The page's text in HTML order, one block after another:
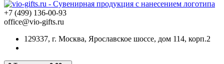
+7 (499) 136-00-93
office@vio-gifts.ru
129337, г. Москва, Ярославское шоссе, дом 114, корп.2